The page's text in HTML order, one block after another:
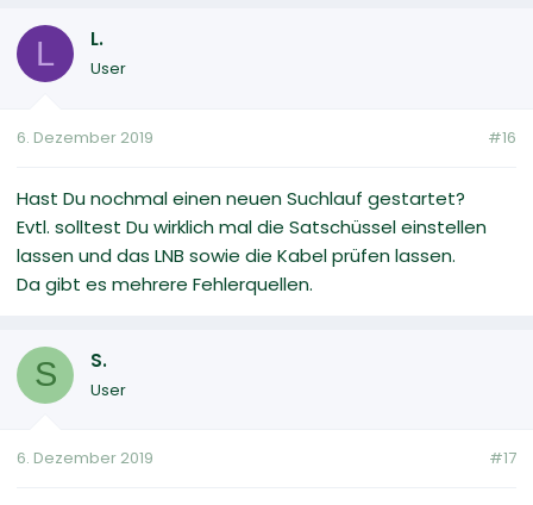
L L.
User
6. Dezember 2019 #16
Hast Du nochmal einen neuen Suchlauf gestartet?
Evtl. solltest Du wirklich mal die Satschüssel einstellen
lassen und das LNB sowie die Kabel prüfen lassen.
Da gibt es mehrere Fehlerquellen.
S S.
User
6. Dezember 2019 #17